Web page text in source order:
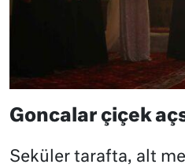
Goncalar çiçek
Seküler tarafta, alt